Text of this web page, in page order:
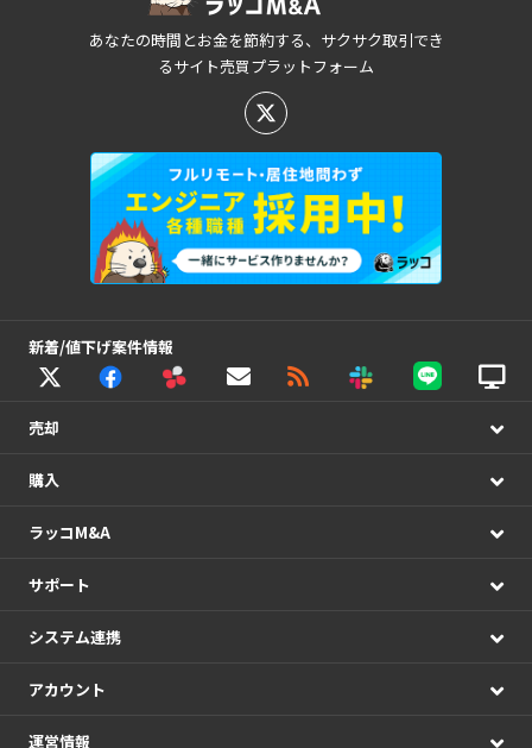
あなたの時間とお金を節約する、サクサク取引でき
るサイト売買プラットフォーム
新着/値下げ案件情報
売却
購入
ラッコM&A
サポート
システム連携
アカウント
運営情報